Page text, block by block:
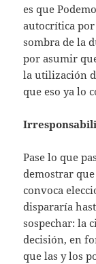
es que
autocrítica
sombra de la
por asumir
la utilización
que eso ya lo
Pase lo que
demostrar
convoca
dispararía
sospechar: la
decisión, en
que las y los